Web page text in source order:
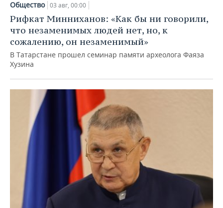
Общество 03 авг, 00:00
Рифкат Минниханов: «Как бы ни говорили,
что незаменимых людей нет, но, к
сожалению, он незаменимый»
В Татарстане прошел семинар памяти археолога Фаяза
Хузина